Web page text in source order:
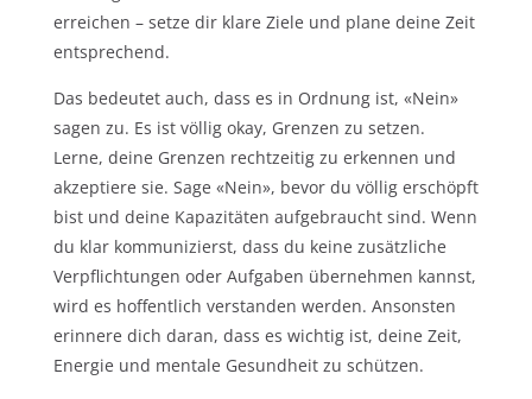
erreichen – setze dir klare Ziele und plane deine Zeit
entsprechend.
Das bedeutet auch, dass es in Ordnung ist, «Nein»
sagen zu. Es ist völlig okay, Grenzen zu setzen.
Lerne, deine Grenzen rechtzeitig zu erkennen und
akzeptiere sie. Sage «Nein», bevor du völlig erschöpft
bist und deine Kapazitäten aufgebraucht sind. Wenn
du klar kommunizierst, dass du keine zusätzliche
Verpflichtungen oder Aufgaben übernehmen kannst,
wird es hoffentlich verstanden werden. Ansonsten
erinnere dich daran, dass es wichtig ist, deine Zeit,
Energie und mentale Gesundheit zu schützen.